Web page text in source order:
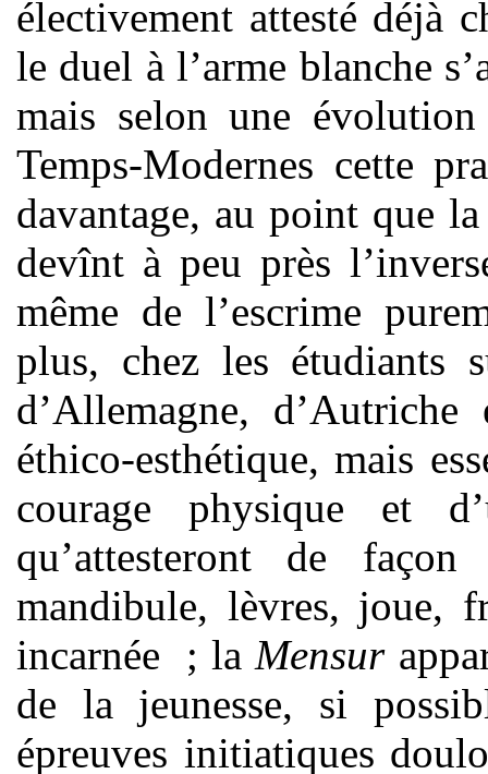
électivement attesté déjà
le duel à l’arme blanche
mais selon une
Temps-Modernes cette
davantage, au point que
devînt à peu près
même de l’escrime
plus, chez les étudiants
d’Allemagne,
éthico-esthétique, mais
courage physique et
qu’attesteront de
mandibule, lèvres, joue,
incarnée
; la Mensur
de la jeunesse, si
épreuves initiatiques